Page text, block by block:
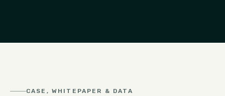
CASE, WHITEPAPER & DATA